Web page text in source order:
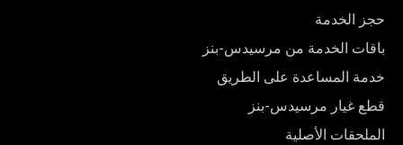
حجز الخدمة
باقات الخدمة من مرسيدس-بنز
خدمة المساعدة على الطريق
قطع غيار مرسيدس-بنز
الملحقات الأصلية